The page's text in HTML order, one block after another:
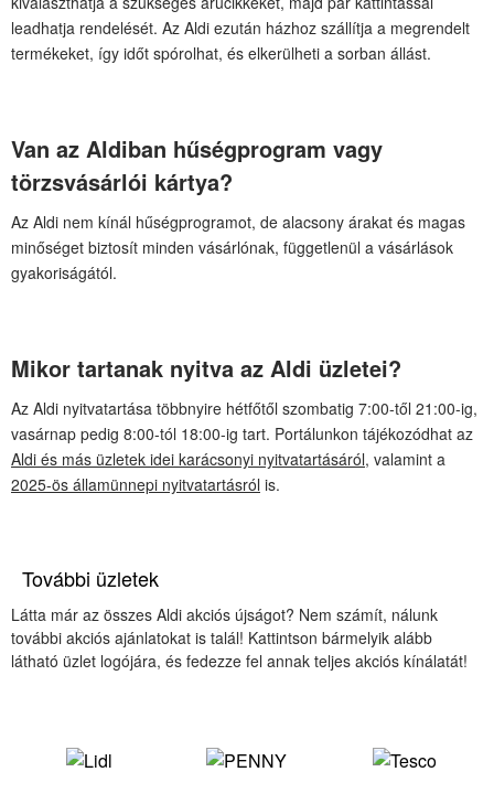
leadhatja rendelését. Az Aldi ezután házhoz szállítja a megrendelt
termékeket, így időt spórolhat, és elkerülheti a sorban állást.
Van az Aldiban hűségprogram vagy
törzsvásárlói kártya?
Az Aldi nem kínál hűségprogramot, de alacsony árakat és magas
minőséget biztosít minden vásárlónak, függetlenül a vásárlások
gyakoriságától.
Mikor tartanak nyitva az Aldi üzletei?
Az Aldi nyitvatartása többnyire hétfőtől szombatig 7:00-től 21:00-ig,
vasárnap pedig 8:00-tól 18:00-ig tart. Portálunkon tájékozódhat az
Aldi és más üzletek idei karácsonyi nyitvatartásáról, valamint a
2025-ös államünnepi nyitvatartásról is.
További üzletek
Látta már az összes Aldi akciós újságot? Nem számít, nálunk
további akciós ajánlatokat is talál! Kattintson bármelyik alább
látható üzlet logójára, és fedezze fel annak teljes akciós kínálatát!